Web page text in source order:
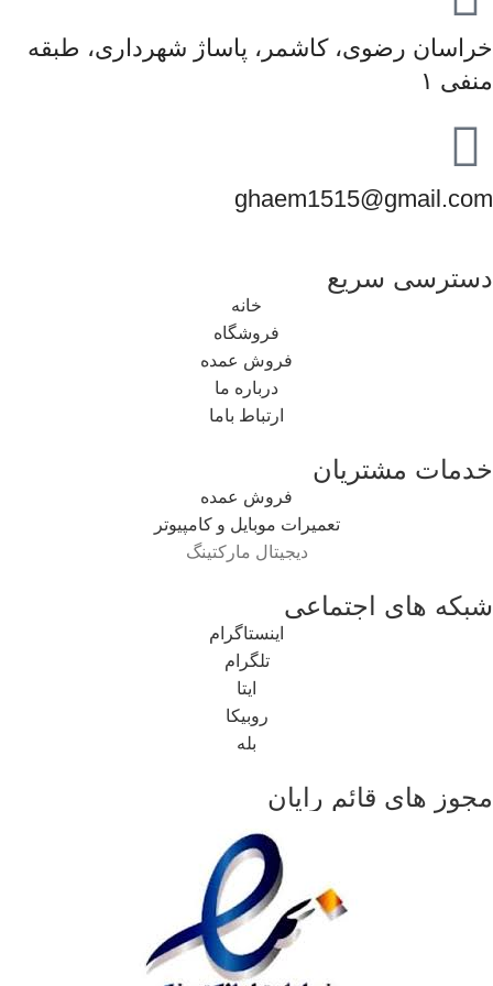
خراسان رضوی، کاشمر، پاساژ شهرداری، طبقه
منفی ۱
ghaem1515@gmail.com
دسترسی سریع
خانه
فروشگاه
فروش عمده
درباره ما
ارتباط باما
خدمات مشتریان
فروش عمده
تعمیرات موبایل و کامپیوتر
دیجیتال مارکتینگ
شبکه های اجتماعی
اینستاگرام
تلگرام
ایتا
روبیکا
بله
مجوز های قائم رایان